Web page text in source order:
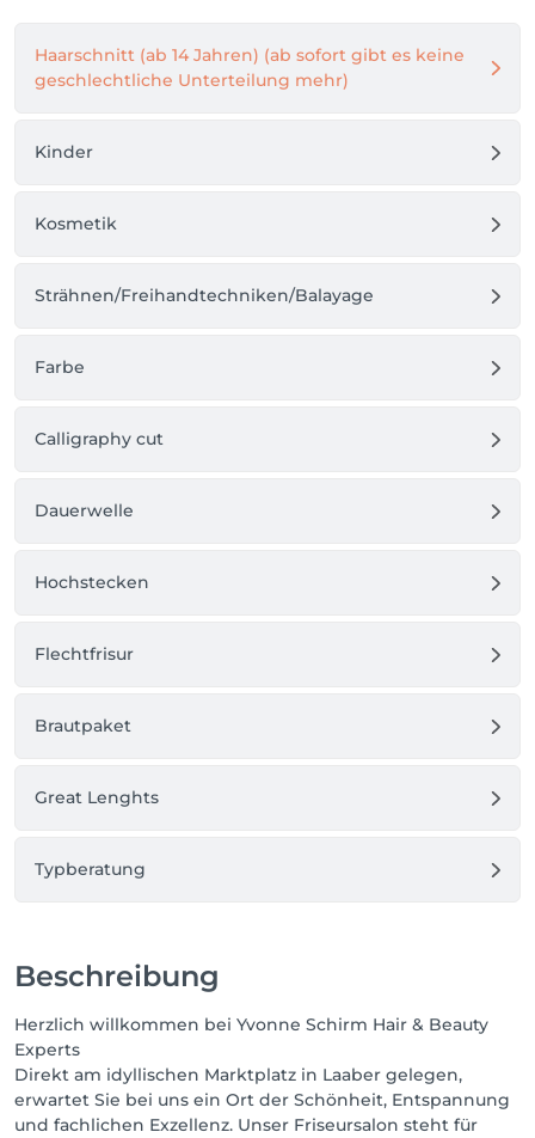
Glossing und trendigen Farbakzenten
Unternehmensverzeichnis
oder geflochten – das Team stylt perfekt für
Mobile Friseurdienste: Auf Wunsch kommen die
Haarschnitt (ab 14 Jahren) (ab sofort gibt es keine
geschlechtliche Unterteilung mehr)
Kinder
Kosmetik
Strähnen/Freihandtechniken/Balayage
Farbe
Calligraphy cut
Dauerwelle
Hochstecken
Flechtfrisur
Brautpaket
Great Lenghts
Typberatung
Beschreibung
Herzlich willkommen bei Yvonne Schirm Hair & Beauty
Experts
Direkt am idyllischen Marktplatz in Laaber gelegen,
erwartet Sie bei uns ein Ort der Schönheit, Entspannung
und fachlichen Exzellenz. Unser Friseursalon steht für